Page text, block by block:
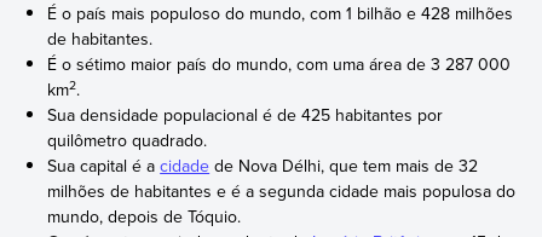
É o país mais populoso do mundo, com 1 bilhão e 428 milhões
de habitantes.
É o sétimo maior país do mundo, com uma área de 3 287 000
km2.
Sua densidade populacional é de 425 habitantes por
quilômetro quadrado.
Sua capital é acidade de Nova Délhi, que tem mais de 32
milhões de habitantes e é a segunda cidade mais populosa do
mundo, depois de Tóquio.